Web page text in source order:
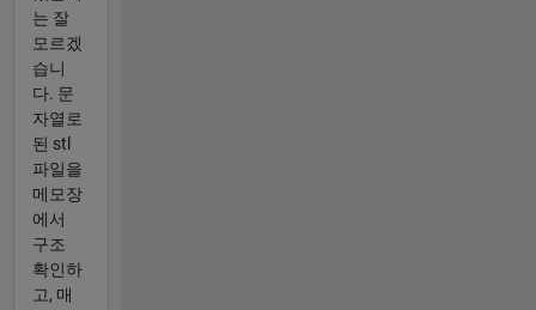
는 잘
모르겠
습니
다. 문
자열로
된 stl
파일을
메모장
에서
구조
확인하
고, 매